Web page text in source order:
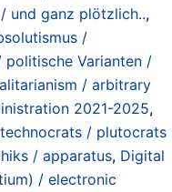
und ganz plötzlich..,
/
Varianten /
/ arbitrary
2021-2025,
/ plutocrats
/ apparatus, Digital
/ electronic